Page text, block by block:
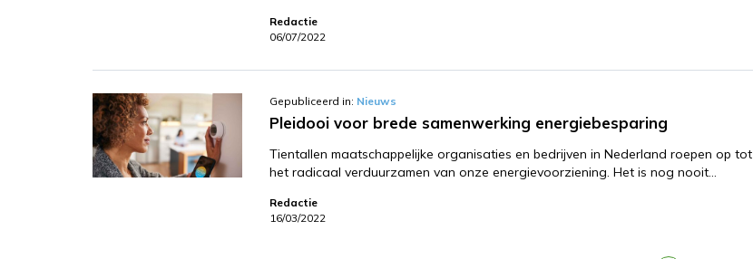
Redactie
06/07/2022
Gepubliceerd in: Nieuws
Pleidooi voor brede samenwerking energiebesparing
Tientallen maatschappelijke organisaties en bedrijven in Nederland roepen op tot
het radicaal verduurzamen van onze energievoorziening. Het is nog nooit…
Redactie
16/03/2022